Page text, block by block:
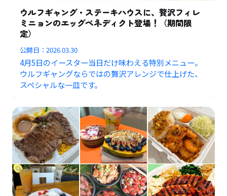
ウルフギャング・ステーキハウスに、贅沢フィレ
ミニョンのエッグベネディクト登場！（期間限
定）
公開日：2026.03.30
4月5日のイースター当日だけ味わえる特別メニュー。
ウルフギャングならではの贅沢アレンジで仕上げた、
スペシャルな一皿です。